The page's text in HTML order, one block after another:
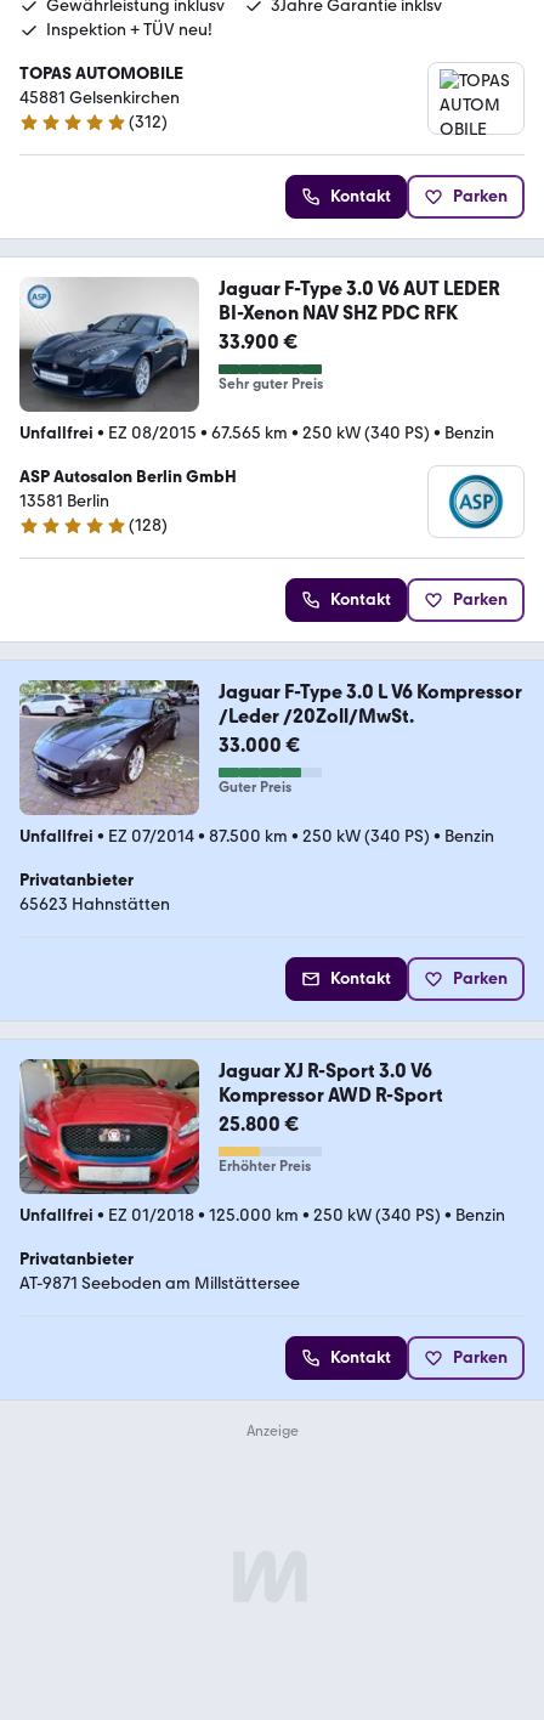
Gewährleistung inklusv
3Jahre Garantie inklsv
Inspektion + TÜV neu!
TOPAS AUTOMOBILE
45881 Gelsenkirchen
5 Sterne
(312)
Kontakt Parken
Jaguar F-Type 3.0 V6 AUT LEDER
BI-Xenon NAV SHZ PDC RFK
33.900 €
Sehr guter Preis
Unfallfrei • EZ 08/2015 • 67.565 km • 250 kW (340 PS) • Benzin
ASP Autosalon Berlin GmbH
13581 Berlin
4.8 Sterne
(128)
Kontakt Parken
Jaguar F-Type 3.0 L V6 Kompressor
/Leder /20Zoll/MwSt.
33.000 €
Guter Preis
Unfallfrei • EZ 07/2014• 87.500 km • 250 kW (340 PS) • Benzin
Privatanbieter
65623 Hahnstätten
Kontakt Parken
Jaguar XJ R-Sport 3.0 V6
Kompressor AWD R-Sport
25.800 €
Erhöhter Preis
Unfallfrei • EZ 01/2018• 125.000 km • 250 kW (340 PS) • Benzin
Privatanbieter
AT-9871 Seeboden am Millstättersee
Kontakt Parken